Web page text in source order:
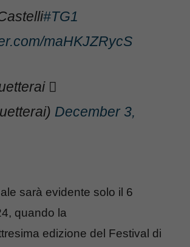
#TG1
maHKJZRycS

December 3,
sarà evidente solo il 6
quando la
edizione del Festival di